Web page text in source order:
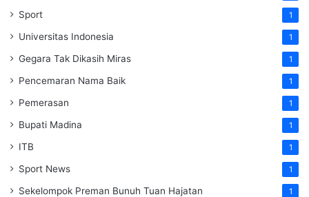
Sport 1
Universitas Indonesia 1
Gegara Tak Dikasih Miras 1
Pencemaran Nama Baik 1
Pemerasan 1
Bupati Madina 1
ITB 1
Sport News 1
Sekelompok Preman Bunuh Tuan Hajatan 1